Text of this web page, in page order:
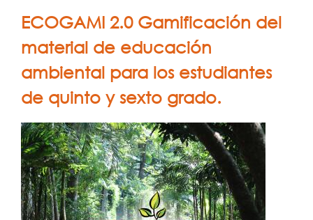
Principal
Personal
Proyectos de Investigación
Publicaciones
Extensión
Servicios
Investigación y Desarrollo
Contáctenos
estáECOGAMI 2.0 Gamificación del
material de educación
ambiental para los estudiantes
de quinto y sexto grado.